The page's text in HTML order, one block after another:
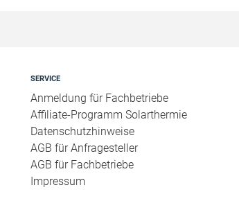
SERVICE
Anmeldung für Fachbetriebe
Affiliate-Programm Solarthermie
Datenschutzhinweise
AGB für Anfragesteller
AGB für Fachbetriebe
Impressum